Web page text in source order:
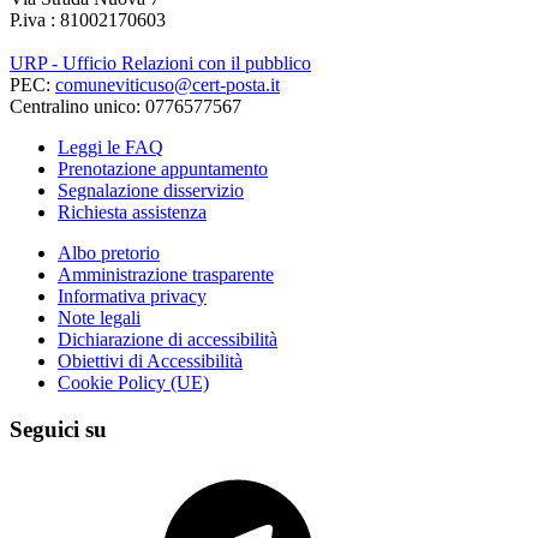
P.iva : 81002170603
URP - Ufficio Relazioni con il pubblico
PEC: comuneviticuso@cert-posta.it
Centralino unico: 0776577567
Leggi le FAQ
Prenotazione appuntamento
Segnalazione disservizio
Richiesta assistenza
Albo pretorio
Amministrazione trasparente
Informativa privacy
Note legali
Dichiarazione di accessibilità
Obiettivi di Accessibilità
Cookie Policy (UE)
Seguici su